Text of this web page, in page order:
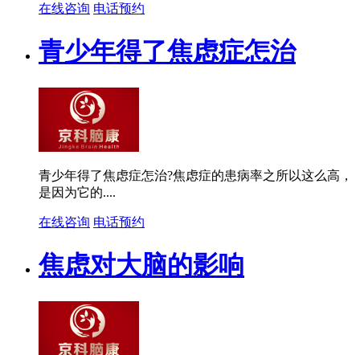
在线咨询 电话预约
青少年得了焦虑症怎治
青少年得了焦虑症怎治?焦虑症的患病率之所以这么高，
是因为它的....
在线咨询 电话预约
焦虑对大脑的影响